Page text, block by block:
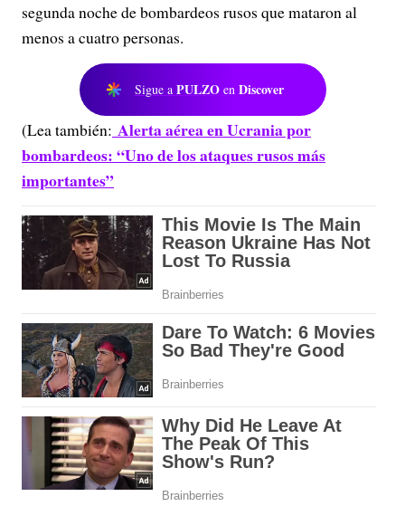
segunda noche de bombardeos rusos que mataron al
menos a cuatro personas.
Sigue a PULZO en Discover
(Lea también: Alerta aérea en Ucrania por
bombardeos: “Uno de los ataques rusos más
importantes”